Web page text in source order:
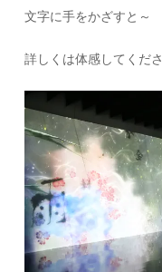
文字に手をかざすと～
詳しくは体感してくだ